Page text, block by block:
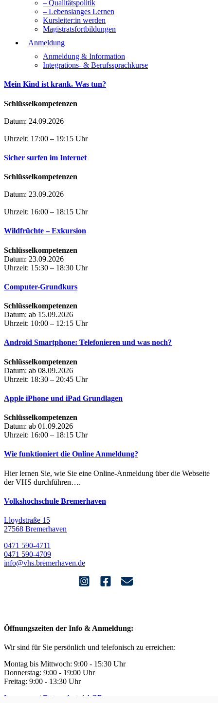
– Qualitätspolitik
– Lebenslanges Lernen
Kursleiter:in werden
Magistratsfortbildungen
Anmeldung
Anmeldung & Information
Integrations- & Berufssprachkurse
Mein Kind ist krank. Was tun?
Schlüsselkompetenzen
Datum: 24.09.2026
Uhrzeit: 17:00 – 19:15 Uhr
Sicher surfen im Internet
Schlüsselkompetenzen
Datum: 23.09.2026
Uhrzeit: 16:00 – 18:15 Uhr
Wildfrüchte – Exkursion
Schlüsselkompetenzen
Datum: 23.09.2026
Uhrzeit: 15:30 – 18:30 Uhr
Computer-Grundkurs
Schlüsselkompetenzen
Datum: ab 15.09.2026
Uhrzeit: 10:00 – 12:15 Uhr
Android Smartphone: Telefonieren und was noch?
Schlüsselkompetenzen
Datum: ab 08.09.2026
Uhrzeit: 18:30 – 20:45 Uhr
Apple iPhone und iPad Grundlagen
Schlüsselkompetenzen
Datum: ab 01.09.2026
Uhrzeit: 16:00 – 18:15 Uhr
Wie funktioniert die Online Anmeldung?
Hier lernen Sie, wie Sie eine Online-Anmeldung über die Webseite
der VHS durchführen….
Volkshochschule Bremerhaven
Lloydstraße 15
27568 Bremerhaven
0471 590-4711
0471 590-4709
info@vhs.bremerhaven.de
Öffnungszeiten der Info & Anmeldung:
Wir sind für Sie persönlich und telefonisch zu erreichen:
Montag bis Mittwoch: 9:00 - 15:30 Uhr
Donnerstag: 9:00 - 19:00 Uhr
Freitag: 9:00 - 13:30 Uhr
Impressum
| Datenschutz | AGB